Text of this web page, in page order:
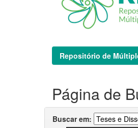
Repositório de
Página de
Buscar em: